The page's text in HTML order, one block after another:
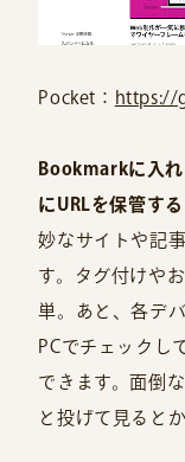
Pocket： https://
Bookmarkに入
にURLを保管す
妙なサイトや記
す。タグ付けや
単。あと、各デ
PCでチェックし
できます。面倒
と投げて見ると